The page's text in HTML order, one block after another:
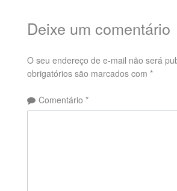
Deixe um comentário
O seu endereço de e-mail não será
obrigatórios são marcados com *
Comentário *